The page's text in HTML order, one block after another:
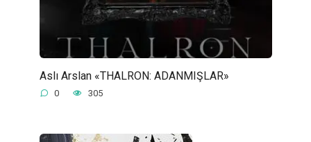
Aslı Arslan «THALRON: ADANMIŞLAR»
0 305